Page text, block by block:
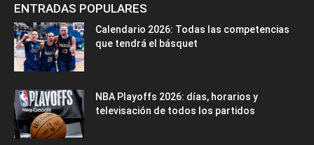
ENTRADAS POPULARES
Calendario 2026: Todas las competencias
que tendrá el básquet
NBA Playoffs 2026: días, horarios y
televisación de todos los partidos